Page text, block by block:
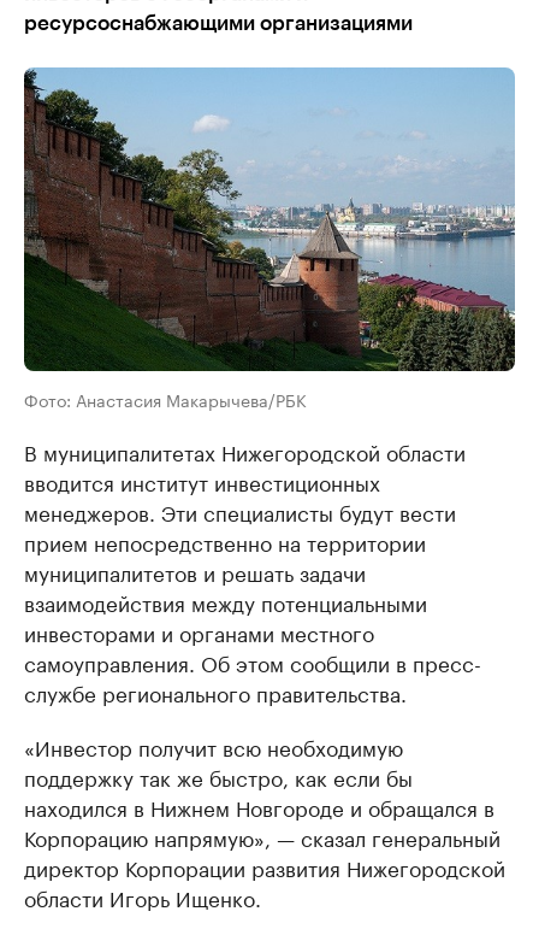
ресурсоснабжающими организациями
Фото: Анастасия Макарычева/РБК
В муниципалитетах Нижегородской области
вводится институт инвестиционных
менеджеров. Эти специалисты будут вести
прием непосредственно на территории
муниципалитетов и решать задачи
взаимодействия между потенциальными
инвесторами и органами местного
самоуправления. Об этом сообщили в пресс-
службе регионального правительства.
«Инвестор получит всю необходимую
поддержку так же быстро, как если бы
находился в Нижнем Новгороде и обращался в
Корпорацию напрямую», — сказал генеральный
директор Корпорации развития Нижегородской
области Игорь Ищенко.